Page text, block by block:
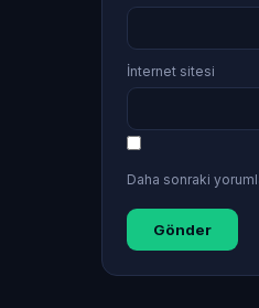
İnternet sitesi
Daha sonraki